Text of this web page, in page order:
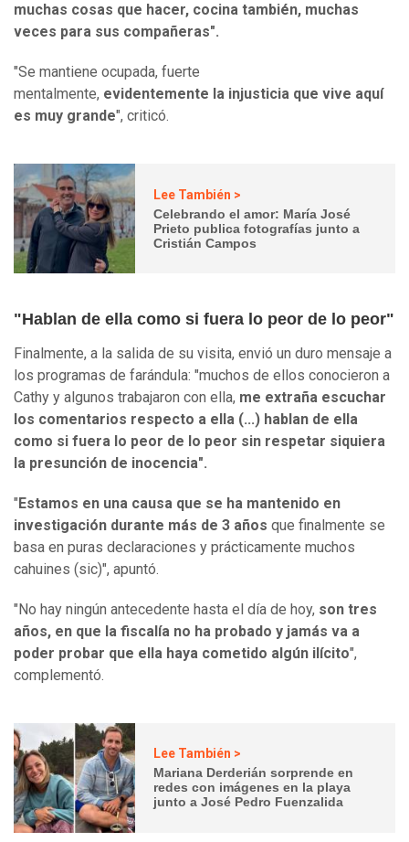
muchas cosas que hacer, cocina también, muchas
veces para sus compañeras".
"Se mantiene ocupada, fuerte
mentalmente, evidentemente la injusticia que vive aquí
es muy grande", criticó.
Lee También >
Celebrando el amor: María José
Prieto publica fotografías junto a
Cristián Campos
"Hablan de ella como si fuera lo peor de lo peor"
Finalmente, a la salida de su visita, envió un duro mensaje a
los programas de farándula: "muchos de ellos conocieron a
Cathy y algunos trabajaron con ella, me extraña escuchar
los comentarios respecto a ella (...) hablan de ella
como si fuera lo peor de lo peor sin respetar siquiera
la presunción de inocencia".
"Estamos en una causa que se ha mantenido en
investigación durante más de 3 años que finalmente se
basa en puras declaraciones y prácticamente muchos
cahuines (sic)", apuntó.
"No hay ningún antecedente hasta el día de hoy, son tres
años, en que la fiscalía no ha probado y jamás va a
poder probar que ella haya cometido algún ilícito",
complementó.
Lee También >
Mariana Derderián sorprende en
redes con imágenes en la playa
junto a José Pedro Fuenzalida